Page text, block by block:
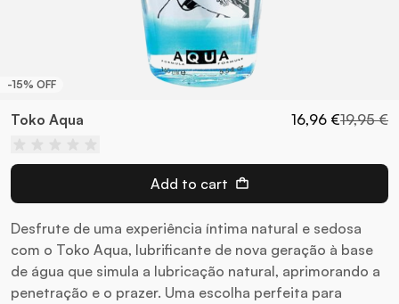
-15% OFF
Toko Aqua 16,96 €19,95 €
Desfrute de uma experiência íntima natural e sedosa
com o Toko Aqua, lubrificante de nova geração à base
de água que simula a lubricação natural, aprimorando a
penetração e o prazer. Uma escolha perfeita para
Add to cart